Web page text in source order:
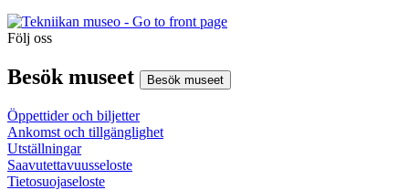
Följ oss
Besök museet Besök museet
Öppettider och biljetter
Ankomst och tillgänglighet
Utställningar
Saavutettavuusseloste
Tietosuojaseloste